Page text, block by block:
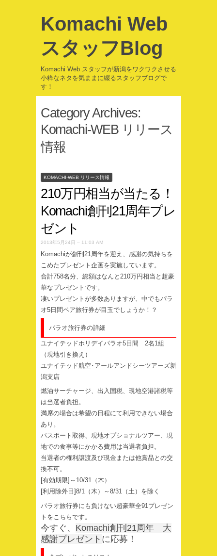
Komachi Web
スタッフBlog
Komachi Web スタッフが新潟をワクワクさせる
小粋なネタを気ままに綴るスタッフブログで
す！
Category Archives:
Komachi-WEB リリース
情報
KOMACHI-WEB リリース情報
210万円相当が当たる！
Komachi創刊21周年プレ
ゼント
2013年5月24日 – 11:03 AM
Komachiが創刊21周年を迎え、感謝の気持ちを
こめたプレゼント企画を実施しています。
合計758名分、総額はなんと210万円相当と超豪
華なプレゼントです。
凄いプレゼントが多数ありますが、中でもパラ
オ5日間ペア旅行券が目玉でしょうか！？
パラオ旅行券の詳細
ユナイテッドホリデイパラオ5日間 2名1組
（現地引き換え）
ユナイテッド航空･アールアンドシーツアーズ新
潟支店
燃油サーチャージ、出入国税、現地空港諸税等
は当選者負担。
満席の場合は希望の日程にて利用できない場合
あり。
パスポート取得、現地オプショナルツアー、現
地での食事等にかかる費用は当選者負担。
当選者の権利譲渡及び現金または他賞品との交
換不可。
[有効期限]～10/31（木）
[利用除外日]8/1（木）～8/31（土）を除く
パラオ旅行券にも負けない超豪華全91プレゼン
トをこちらです。
今すぐ、 Komachi創刊21周年 大
感謝プレゼント に応募！